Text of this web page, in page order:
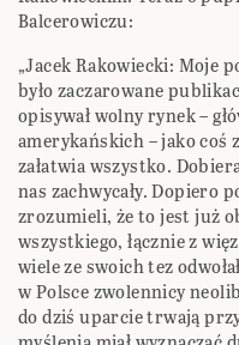
Balcerowiczu:
„Jacek Rakowiecki: Moje
było zaczarowane
opisywał wolny rynek –
amerykańskich – jako coś
załatwia wszystko.
nas zachwycały. Dopiero
zrozumieli, że to jest już
wszystkiego, łącznie z
wiele ze swoich tez
w Polsce zwolennicy
do dziś uparcie trwają